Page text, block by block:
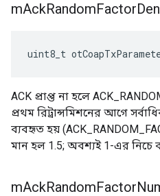
mAckRandomFactor
uint8_t
ACK প্রাপ্ত না হলে
প্রথম রিট্রান্সমিশনের আগে
ব্যবহৃত হয়
মান হল 1.5; অবশ্যই 1-এর নিচে
mAckRandomFactor